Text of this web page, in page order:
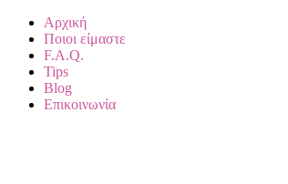
Αρχική
Ποιοι είμαστε
F.A.Q.
Tips
Blog
Επικοινωνία